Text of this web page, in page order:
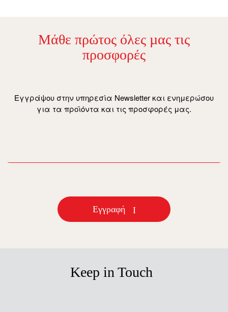
Μάθε πρώτος όλες µας τις
προσφορές
Εγγράψου στην υπηρεσία Newsletter και ενημερώσου
για τα προϊόντα και τις προσφορές μας.
Εγγραφή
Keep in Touch